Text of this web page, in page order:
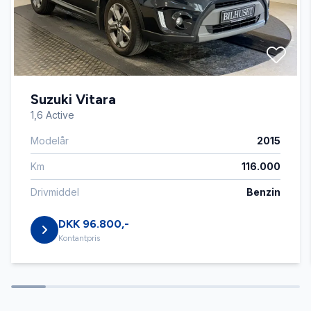
Automatisk lys
Automatisk nødbremse
Automatisk parkeringssystem
AUX tilslutning
Bakkamera
Blind vinkel detektion
Suzuki Vitara
1,6 Active
Modelår 2015
Km 116.000
Drivmiddel Benzin
DKK 96.800,-
Kontantpris